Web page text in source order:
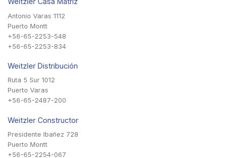
Antonio Varas 1112
Puerto Montt
+56-65-2253-548
+56-65-2253-834
Weitzler Distribución
Ruta 5 Sur 1012
Puerto Varas
+56-65-2487-200
Weitzler Constructor
Presidente Ibañez 728
Puerto Montt
+56-65-2254-067